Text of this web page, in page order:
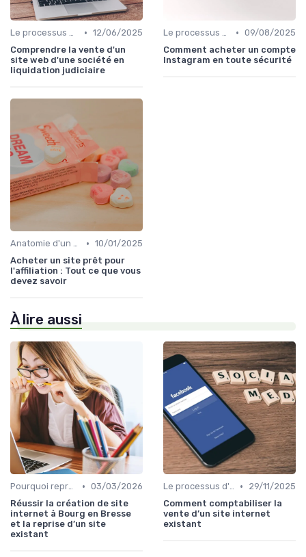
Le processus d'acquisition • 12/06/2025
Comprendre la vente d'un
site web d'une société en
liquidation judiciaire
Le processus d'acquisition • 09/08/2025
Comment acheter un compte
Instagram en toute sécurité
Anatomie d'un bon média à reprendre • 10/01/2025
Acheter un site prêt pour
l'affiliation : Tout ce que vous
devez savoir
À lire aussi
Pourquoi reprendre plutôt que créer • 03/03/2026
Réussir la création de site
internet à Bourg en Bresse
et la reprise d’un site
existant
Le processus d'acquisition •
29/11/2025
Comment comptabiliser la
vente d’un site internet
existant